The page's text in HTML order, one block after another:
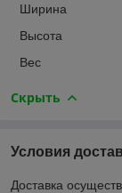
Ширина
Высота
Вес
Скрыть
Условия
Доставка